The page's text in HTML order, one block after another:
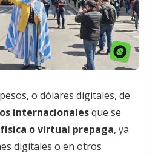
o dólares digitales, de
internacionalesque se
o virtual prepaga, ya
digitales o en otros